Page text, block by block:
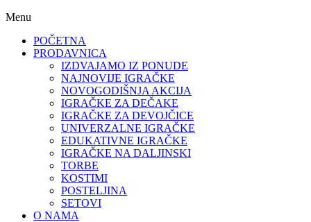
Menu
POČETNA
PRODAVNICA
IZDVAJAMO IZ PONUDE
NAJNOVIJE IGRAČKE
NOVOGODIŠNJA AKCIJA
IGRAČKE ZA DEČAKE
IGRAČKE ZA DEVOJČICE
UNIVERZALNE IGRAČKE
EDUKATIVNE IGRAČKE
IGRAČKE NA DALJINSKI
TORBE
KOSTIMI
POSTELJINA
SETOVI
O NAMA